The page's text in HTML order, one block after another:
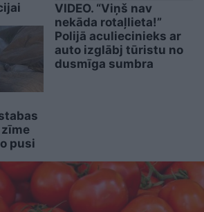
pusi
VIDEO. “Viņš nav
nekāda rotaļlieta!”
Polijā aculiecinieks ar
auto izglābj tūristu no
dusmīga sumbra